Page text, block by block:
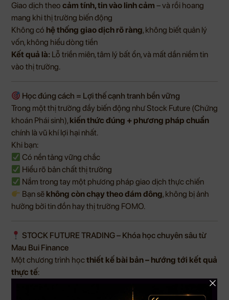
Giao dịch theo cảm tính, tin vào linh cảm – và rồi hoang
mang khi thị trường biến động
Không có hệ thống giao dịch rõ ràng, không biết quản lý
vốn, không hiểu dòng tiền
Kết quả là: Lỗ triền miên, tâm lý bất ổn, và mất dần niềm tin
vào thị trường.
Học đúng cách = Lợi thế cạnh tranh bền vững
Trong một thị trường đầy biến động như Stock Future (Chứng
khoán Phái sinh), kiến thức đúng + phương pháp chuẩn
chính là vũ khí lợi hại nhất.
Khi bạn:
Có nền tảng vững chắc
Hiểu rõ bản chất thị trường
Nắm trong tay một phương pháp giao dịch thực chiến
Bạn sẽ không còn chạy theo đám đông, không bị ảnh
hưởng bởi tin đồn hay thị trường FOMO.
STOCK FUTURE TRADING – Khóa học chuyên sâu từ
Mau Bui Finance
Một chương trình họcthiết kế bài bản – hướng tới kết quả
thực tế:
, 2 tiếng mỗi buổi – giảng dạy từ A đến Z,